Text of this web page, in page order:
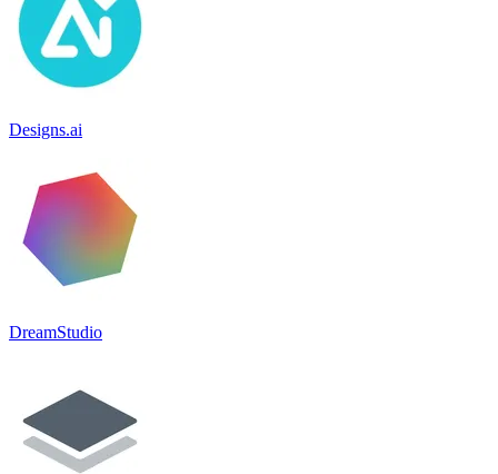
Designs.ai
DreamStudio